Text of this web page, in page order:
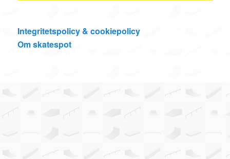
Integritetspolicy & cookiepolicy
Om skatespot